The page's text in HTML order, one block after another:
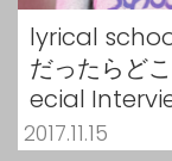
lyrical
だったらど
ecial
2017.11.15